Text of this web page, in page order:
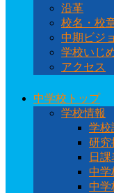
沿革
校名・校
中期ビジ
学校いじ
アクセス
中学校トップ
学校情報
学校
研究
日課
中学
中学